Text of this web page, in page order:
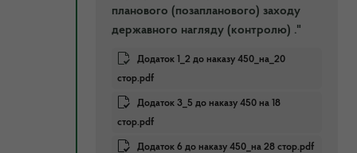
планового (позапланового) заходу
державного нагляду (контролю) ."
Додаток 1_2 до наказу 450_на_20
стор.pdf
Додаток 3_5 до наказу 450 на 18
стор.pdf
Додаток 6 до наказу 450_на 28 стор.pdf